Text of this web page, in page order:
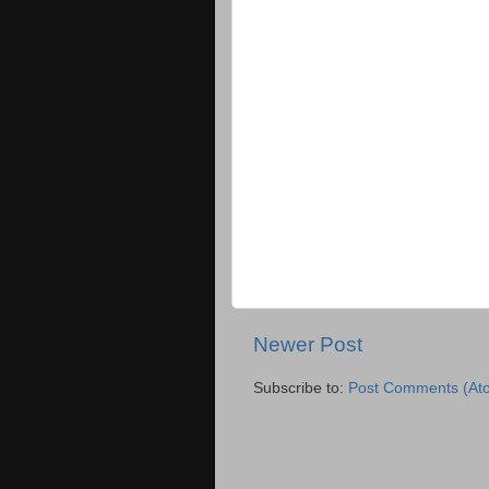
Newer Post
Subscribe to: Post Comments